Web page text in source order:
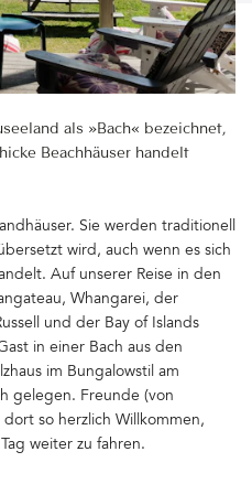
als »Bach« bezeichnet,
Beachhäuser handelt
Sie werden traditionell
wird, auch wenn es sich
Auf unserer Reise in den
Whangarei, der
und der Bay of Islands
in einer Bach aus den
im Bungalowstil am
gelegen. Freunde (von
so herzlich Willkommen,
weiter zu fahren.